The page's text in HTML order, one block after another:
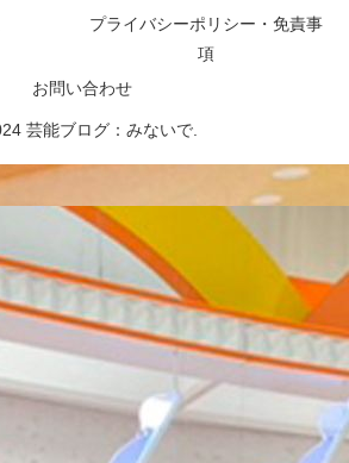
プライバシーポリシー・免責事
項
お問い合わせ
芸能ブログ：みないで.